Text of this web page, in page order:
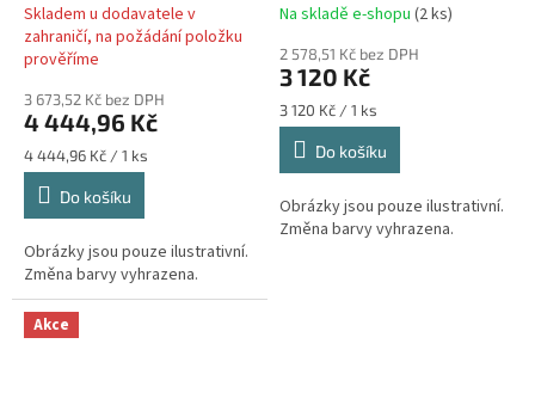
Skladem u dodavatele v
zahraničí, na požádání položku
prověříme
3 673,52 Kč bez DPH
4 444,96 Kč
Měrná
cena:
4 444,96 Kč / 1 ks
Do košíku
Obrázky jsou pouze ilustrativní.
Změna barvy vyhrazena.
Na skladě e-shopu (2 ks)
2 578,51 Kč bez DPH
3 120 Kč
Měrná
cena:
3 120 Kč / 1 ks
Do košíku
Obrázky jsou pouze ilustrativní.
Změna barvy vyhrazena.
Akce